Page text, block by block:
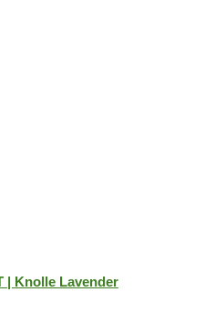
| Knolle Lavender